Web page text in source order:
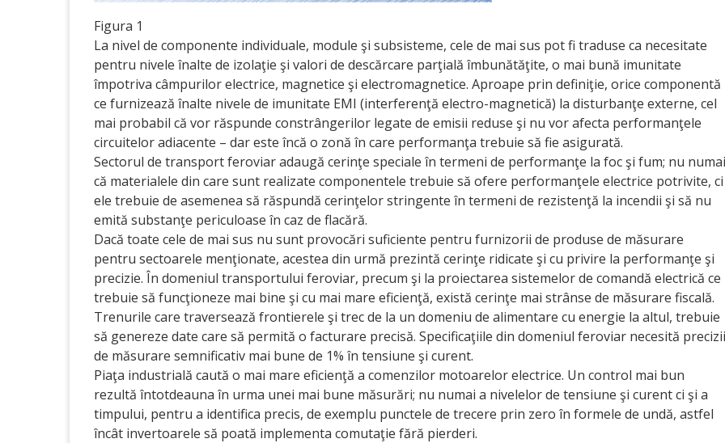
Figura 1
La nivel de componente individuale, module şi subsisteme, cele de mai sus pot fi traduse ca necesitate
pentru nivele înalte de izolaţie şi valori de descărcare parţială îmbunătăţite, o mai bună imunitate
împotriva câmpurilor electrice, magnetice şi electromagnetice. Aproape prin definiţie, orice componentă
ce furni­zează înalte nivele de imunitate EMI (interferenţă electro-magnetică) la disturbanţe externe, cel
mai probabil că vor răspunde constrângerilor legate de emisii reduse şi nu vor afecta performanţele
circuitelor adiacente – dar este încă o zonă în care performanţa trebuie să fie asigurată.
Sectorul de transport feroviar adaugă cerinţe speciale în termeni de performanţe la foc şi fum; nu numai
că materialele din care sunt realizate componentele trebuie să ofere performanţele electrice potrivite, ci
ele trebuie de asemenea să răspundă cerinţelor stringente în termeni de rezistenţă la incendii şi să nu
emită substanţe periculoase în caz de flacără.
Dacă toate cele de mai sus nu sunt provocări suficiente pentru furnizorii de produse de măsurare
pentru sectoarele menţionate, acestea din urmă prezintă cerinţe ridicate şi cu privire la performanţe şi
precizie. În domeniul transportului feroviar, precum şi la proiectarea sistemelor de comandă electrică ce
trebuie să funcţioneze mai bine şi cu mai mare eficienţă, există cerinţe mai strânse de măsurare fiscală.
Trenurile care traversează frontierele şi trec de la un domeniu de alimentare cu energie la altul, trebuie
să genereze date care să permită o facturare precisă. Specificaţiile din domeniul feroviar necesită precizii
de măsurare semnificativ mai bune de 1% în tensiune şi curent.
Piaţa industrială caută o mai mare eficienţă a comenzilor motoarelor electrice. Un control mai bun
rezultă întotdeauna în urma unei mai bune măsurări; nu numai a nivelelor de tensiune şi curent ci şi a
timpului, pentru a identifica precis, de exemplu punctele de trecere prin zero în formele de undă, astfel
încât invertoarele să poată implementa comutaţie fără pierderi.